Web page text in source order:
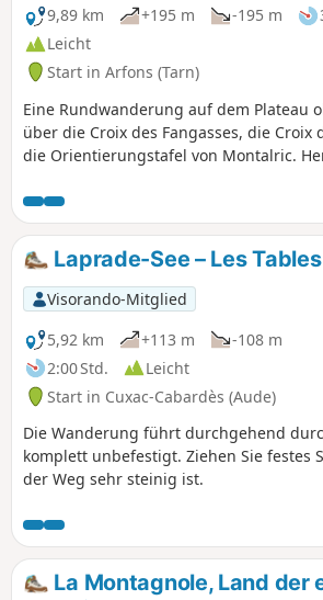
9,89 km
+195 m -195 m
Leicht
Start in Arfons (Tarn)
Eine Rundwanderung auf dem Plateau
über die Croix des Fangasses, die Croix
die Orientierungstafel von Montalric.
sowie auf die Pyrenäen. GPS für die Wanderung
unerlässlich.
Laprade-See – Les Tables
Visorando-Mitglied
5,92 km
+113 m
-108 m
2:00 Std.
Leicht
Start in Cuxac-Cabardès (Aude)
Die Wanderung führt durchgehend
komplett unbefestigt. Ziehen Sie festes
der Weg sehr steinig ist.
La Montagnole, Land der